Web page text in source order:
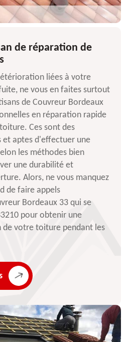
de réparation de
liées à votre
ne vous en faites surtout
de Couvreur Bordeaux
en réparation rapide
Ces sont des
et aptes d'effectuer une
les méthodes bien
une durabilité et
Alors, ne vous manquez
de faire appels
Bordeaux 33 qui se
pour obtenir une
votre toiture pendant les